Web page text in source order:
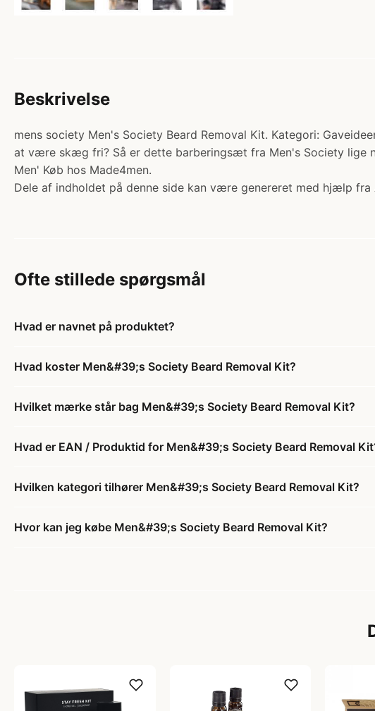
Beskrivelse
mens society Men's Society Beard Removal Kit. Kategori:
at være skæg fri? Så er dette barberingsæt fra Men's Society
Men' Køb hos Made4men.
Dele af indholdet på denne side kan være genereret med hjælp fra
Ofte stillede spørgsmål
Hvad er navnet på produktet?
Hvad koster Men&#39;s Society Beard Removal Kit?
Hvilket mærke står bag Men&#39;s Society Beard Removal Kit?
Hvad er EAN / Produktid for Men&#39;s Society Beard Removal
Hvilken kategori tilhører Men&#39;s Society Beard Removal Kit?
Hvor kan jeg købe Men&#39;s Society Beard Removal Kit?